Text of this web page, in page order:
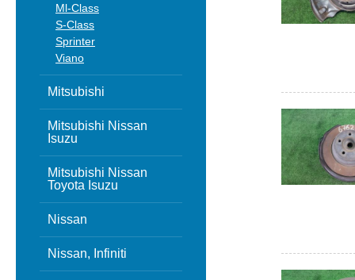
Ml-Class
S-Class
Sprinter
Viano
Mitsubishi
Mitsubishi Nissan
Isuzu
Mitsubishi Nissan
Toyota Isuzu
Nissan
Nissan, Infiniti